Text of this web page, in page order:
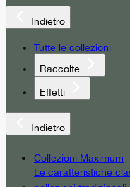
Indietro
Tutte le collezioni
Raccolte
Effetti
Indietro
Collezioni Maximum
Le caratteristiche